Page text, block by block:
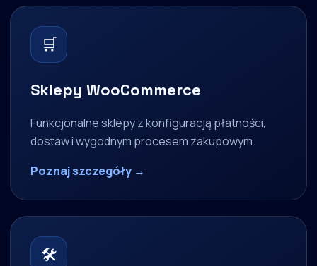
🛒
Sklepy WooCommerce
Funkcjonalne sklepy z konfiguracją płatności,
dostaw i wygodnym procesem zakupowym.
Poznaj szczegóły →
🛠